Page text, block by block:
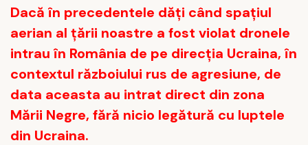
Dacă în precedentele dăți când spațiul
aerian al țării noastre a fost violat dronele
intrau în România de pe direcția Ucraina, în
contextul războiului rus de agresiune, de
data aceasta au intrat direct din zona
Mării Negre, fără nicio legătură cu luptele
din Ucraina.